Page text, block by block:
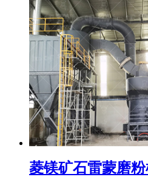
菱镁矿石雷蒙磨